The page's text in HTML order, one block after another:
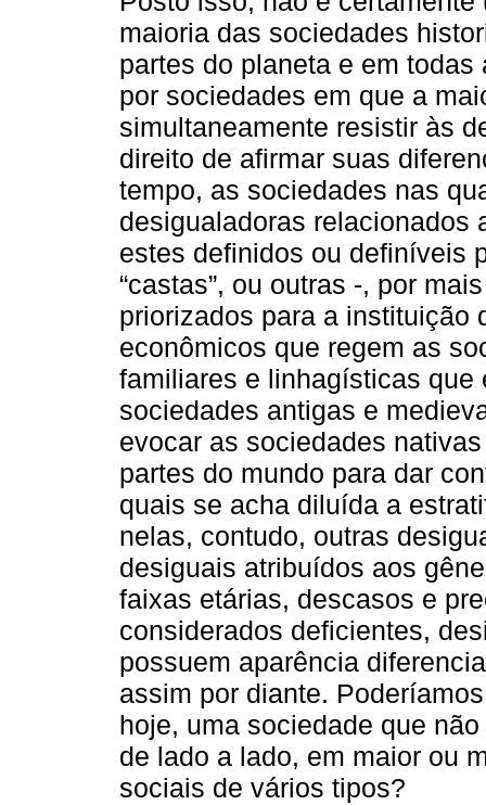
maioria das sociedades
partes do planeta e em
por sociedades em que a
simultaneamente resistir às
direito de afirmar suas
tempo, as sociedades nas
desigualadoras relacionados
estes definidos ou definíveis
“castas”, ou outras -, por
priorizados para a instituição
econômicos que regem as
familiares e linhagísticas que
sociedades antigas e
evocar as sociedades
partes do mundo para dar
quais se acha diluída a
nelas, contudo, outras
desiguais atribuídos aos
faixas etárias, descasos e
considerados deficientes,
possuem aparência
assim por diante.
hoje, uma sociedade que
de lado a lado, em maior ou
sociais de vários tipos?